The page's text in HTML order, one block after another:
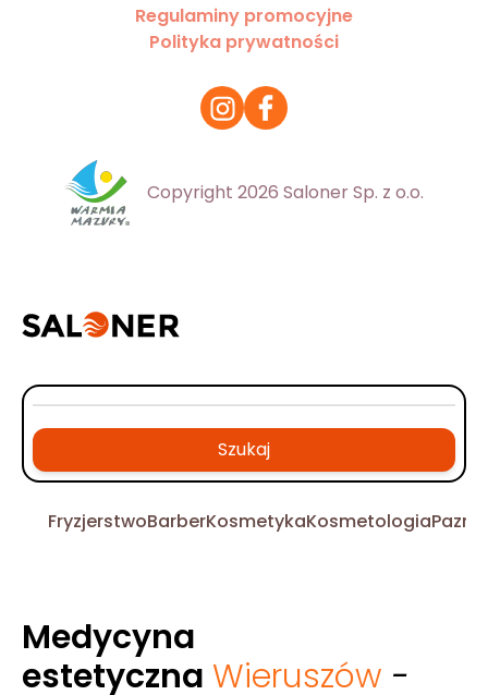
Regulaminy promocyjne
Polityka prywatności
Copyright 2026 Saloner Sp. z o.o.
Szukaj
FryzjerstwoBarberKosmetykaKosmetologia
Medycyna
estetyczna Wieruszów -